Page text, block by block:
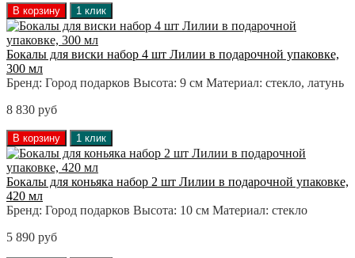
В корзину 1 клик
Бокалы для виски набор 4 шт Лилии в подарочной упаковке,
300 мл
Бренд: Город подарков Высота: 9 см Материал: стекло, латунь
8 830 руб
В корзину 1 клик
Бокалы для коньяка набор 2 шт Лилии в подарочной упаковке,
420 мл
Бренд: Город подарков Высота: 10 см Материал: стекло
5 890 руб